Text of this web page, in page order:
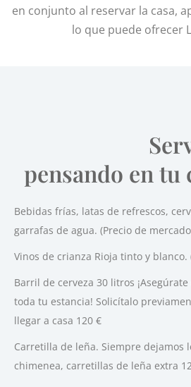
en conjunto al reservar la casa,
lo que puede ofrecer
pensando en tu
Bebidas frías, latas de refrescos,
garrafas de agua. (Precio de
Vinos de crianza Rioja tinto y blanco.
Barril de cerveza 30 litros
toda tu estancia! Solicítalo
llegar a casa 120 €
Carretilla de leña. Siempre dejamos
chimenea, carretillas de leña extra